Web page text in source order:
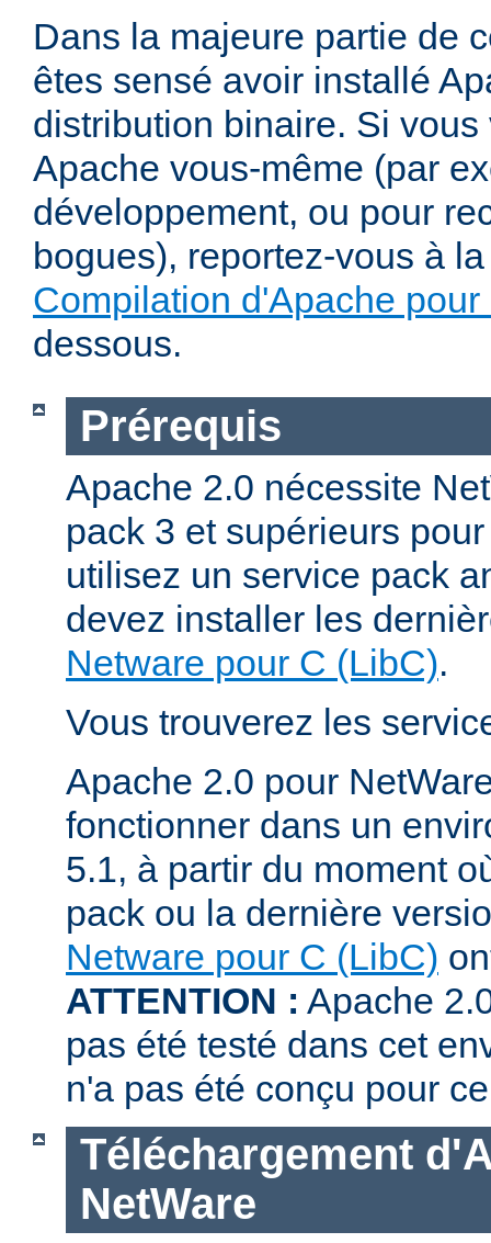
Dans la majeure partie de
êtes sensé avoir installé
distribution binaire. Si
Apache vous-même (par
développement, ou pour
bogues), reportez-vous à
Compilation d'Apache
dessous.
Prérequis
Apache 2.0 nécessite
pack 3 et supérieurs
utilisez un service pack
devez installer les
Netware pour C (LibC).
Vous trouverez les
Apache 2.0 pour
fonctionner dans un
5.1, à partir du moment
pack ou la dernière
Netware pour C (LibC)
ATTENTION : Apache
pas été testé dans cet
n'a pas été conçu pour
Téléchargement
NetWare